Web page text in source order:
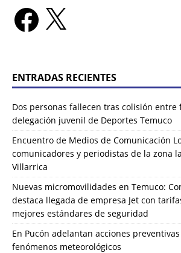
ENTRADAS RECIENTES
Dos personas fallecen tras colisión entre
delegación juvenil de Deportes Temuco
Encuentro de Medios de Comunicación
comunicadores y periodistas de la zona
Villarrica
Nuevas micromovilidades en Temuco:
destaca llegada de empresa Jet con
mejores estándares de seguridad
En Pucón adelantan acciones
fenómenos meteorológicos